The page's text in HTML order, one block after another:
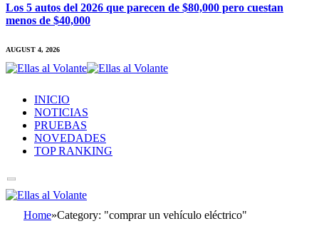
Los 5 autos del 2026 que parecen de $80,000 pero cuestan
menos de $40,000
AUGUST 4, 2026
INICIO
NOTICIAS
PRUEBAS
NOVEDADES
TOP RANKING
Home»Category: "comprar un vehículo eléctrico"